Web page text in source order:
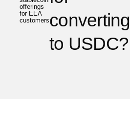
offerings
for EEA
customersconverting
to USDC?